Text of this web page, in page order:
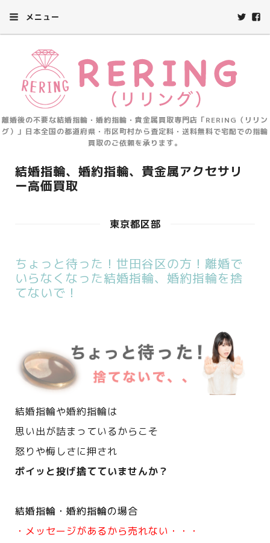
メニュー
離婚後の不要な結婚指輪・婚約指輪・貴金属買取専門店「RERING（リリン
グ）」日本全国の都道府県・市区町村から査定料・送料無料で宅配での指輪
買取のご依頼を承ります。
結婚指輪、婚約指輪、貴金属アクセサリ
ー高価買取
東京都区部
ちょっと待った！世田谷区の方！離婚で
いらなくなった結婚指輪、婚約指輪を捨
てないで！
結婚指輪や婚約指輪は
思い出が詰まっているからこそ
怒りや悔しさに押され
ポイッと投げ捨てていませんか？
結婚指輪・婚約指輪の場合
・メッセージがあるから売れない・・・